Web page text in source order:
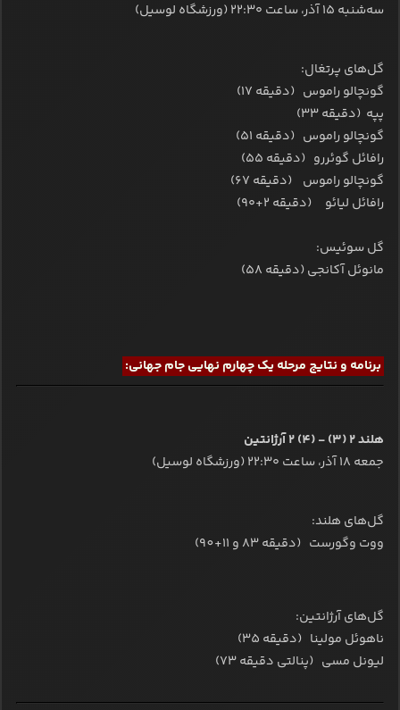
سه‌شنبه ۱۵ آذر، ساعت ۲۲:۳۰ (ورزشگاه لوسیل)
گل‌های پرتغال:
گونچالو راموس (دقیقه ۱۷)
پپه (دقیقه ۳۳)
گونچالو راموس (دقیقه ۵۱)
رافائل گوئررو (دقیقه ۵۵)
گونچالو راموس (دقیقه ۶۷)
رافائل لیائو (دقیقه ۲+۹۰)
گل سوئیس:
مانوئل آکانجی (دقیقه ۵۸)
برنامه و نتایج مرحله یک چهارم نهایی جام جهانی:
هلند2 (3) - (4) 2
آرژانتین
جمعه ۱۸ آذر، ساعت ۲۲:۳۰ (ورزشگاه لوسیل)
گل‌های هلند:
ووت وگورست (دقیقه 83 و 11+90)
گل‌های آرژانتین:
ناهوئل مولینا (دقیقه 35)
لیونل مسی (پنالتی دقیقه 73)